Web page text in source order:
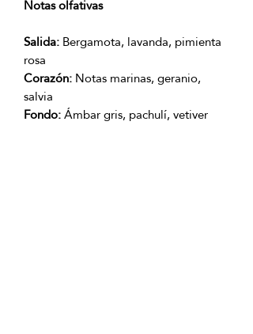
Notas olfativas
Salida:Bergamota, lavanda, pimienta
rosa
Corazón:Notas marinas, geranio,
salvia
Fondo:Ámbar gris, pachulí, vetiver